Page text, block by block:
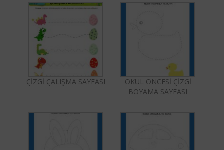
ÇİZGİ ÇALIŞMA SAYFASI
OKUL ÖNCESİ ÇİZGİ
BOYAMA SAYFASI